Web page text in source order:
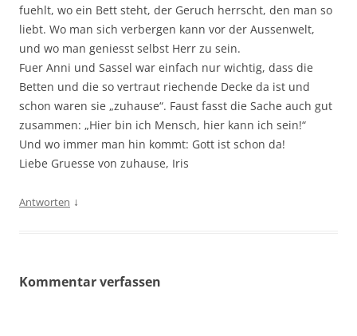
fuehlt, wo ein Bett steht, der Geruch herrscht, den man so
liebt. Wo man sich verbergen kann vor der Aussenwelt,
und wo man geniesst selbst Herr zu sein.
Fuer Anni und Sassel war einfach nur wichtig, dass die
Betten und die so vertraut riechende Decke da ist und
schon waren sie „zuhause“. Faust fasst die Sache auch gut
zusammen: „Hier bin ich Mensch, hier kann ich sein!“
Und wo immer man hin kommt: Gott ist schon da!
Liebe Gruesse von zuhause, Iris
Antworten ↓
Kommentar verfassen